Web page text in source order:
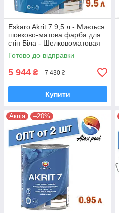
Eskaro Akrit 7 9,5 л - Миється
шовково-матова фарба для
стін Біла - Шелковоматовая
акрилатна фарба
Готово до відправки
5 944 ₴ 7 430 ₴
Купити
Акція –20%